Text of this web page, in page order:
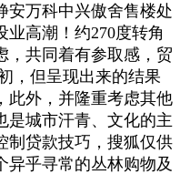
万科中兴傲舍售楼处
高潮！约270度转角
，共同着有参取感，贸
，但呈现出来的结果
此外，并隆重考虑其他
是城市汗青、文化的主
制贷款技巧，搜狐仅供
异乎寻常的丛林购物及